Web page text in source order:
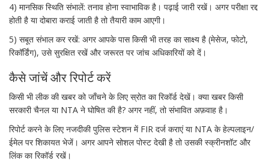
4) मानसिक स्थिति संभालें: तनाव होना स्वाभाविक है। पढ़ाई जारी रखें। अगर परीक्षा रद्द
होती है या दोबारा कराई जाती है तो तैयारी काम आएगी।
5) सबूत संभाल कर रखें: अगर आपके पास किसी भी तरह का साक्ष्य है (मेसेज, फोटो,
रिकॉर्डिंग), उसे सुरक्षित रखें और जरूरत पर जांच अधिकारियों को दें।
कैसे जांचें और रिपोर्ट करें
किसी भी लीक की खबर को जाँचने के लिए स्रोत का रिकॉर्ड देखें। क्या खबर किसी
सरकारी चैनल या NTA ने घोषित की है? अगर नहीं, तो संभावित अफ़वाह है।
रिपोर्ट करने के लिए नजदीकी पुलिस स्टेशन में FIR दर्ज कराएं या NTA के हेल्पलाइन/
ईमेल पर शिकायत भेजें। अगर आपने सोशल पोस्ट देखी है तो उसकी स्क्रीनशॉट और
लिंक का रिकॉर्ड रखें।